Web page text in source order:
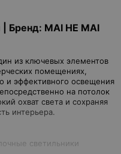
Бренд: MAI HE MAI
из ключевых элементов
помещениях,
и эффективного освещения
на потолок
охват света и сохраняя